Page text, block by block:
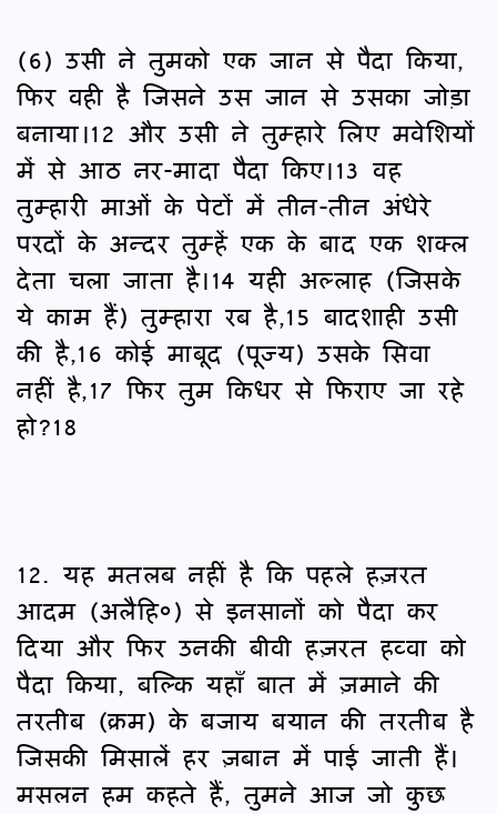
(6) उसी ने तुमको एक जान से पैदा किया,
फिर वही है जिसने उस जान से उसका जोड़ा
बनाया।12 और उसी ने तुम्हारे लिए मवेशियों
में से आठ नर-मादा पैदा किए।13 वह
तुम्हारी माओं के पेटों में तीन-तीन अंधेरे
परदों के अन्दर तुम्हें एक के बाद एक शक्ल
देता चला जाता है।14 यही अल्लाह (जिसके
ये काम हैं) तुम्हारा रब है,15 बादशाही उसी
की है,16 कोई माबूद (पूज्य) उसके सिवा
नहीं है,17 फिर तुम किधर से फिराए जा रहे
हो?18
12. यह मतलब नहीं है कि पहले हज़रत
आदम (अलैहि०) से इनसानों को पैदा कर
दिया और फिर उनकी बीवी हज़रत हव्वा को
पैदा किया, बल्कि यहाँ बात में ज़माने की
तरतीब (क्रम) के बजाय बयान की तरतीब है
जिसकी मिसालें हर ज़बान में पाई जाती हैं।
मसलन हम कहते हैं, तुमने आज जो कुछ